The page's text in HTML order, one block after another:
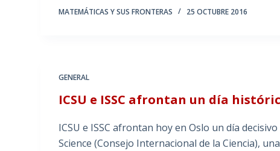
MATEMÁTICAS Y SUS FRONTERAS 25 OCTUBRE 2016
GENERAL
ICSU e ISSC afrontan un día
ICSU e ISSC afrontan hoy en Oslo un día
Science (Consejo Internacional de la Ciencia),